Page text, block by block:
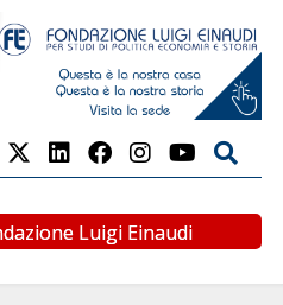
Luigi Einaudi